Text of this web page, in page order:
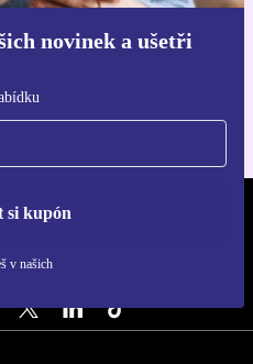
novinek a ušetři
si kupón
v našich
aplikaci refurbed
- RETHINK NEW.
NÁS